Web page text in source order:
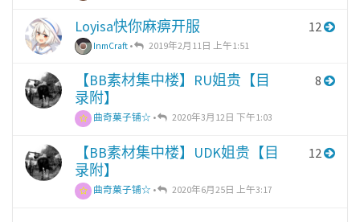
Loyisa快你麻痹开服
InmCraft • 2019年2月11日 上午1:51
12
【BB素材集中楼】RU姐贵【目
录附】
曲奇菓子铺☆ • 2020年3月12日 下午1:03
8
【BB素材集中楼】UDK姐贵【目
录附】
曲奇菓子铺☆ • 2020年6月25日 上午3:17
12